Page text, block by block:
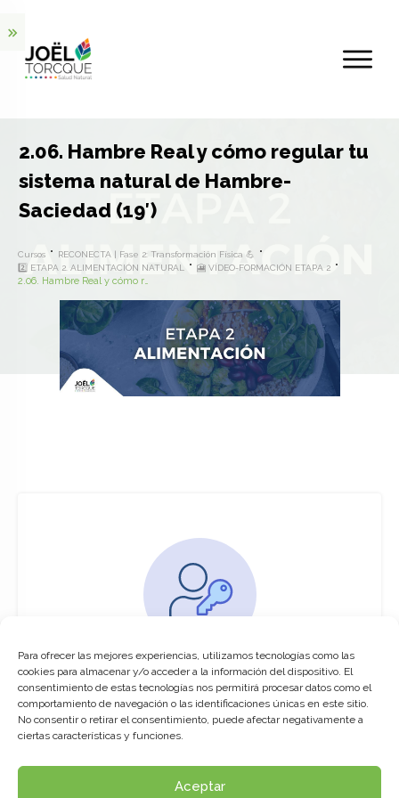
Para ofrecer las mejores experiencias, utilizamos tecnologías como las
cookies para almacenar y/o acceder a la información del dispositivo. El
consentimiento de estas tecnologías nos permitirá procesar datos como el
comportamiento de navegación o las identificaciones únicas en este sitio.
No consentir o retirar el consentimiento, puede afectar negativamente a
ciertas características y funciones.
Aceptar
2.06. Hambre Real y cómo regular tu
sistema natural de Hambre-
Saciedad (19′)
Cursos
RECONECTA | Fase 2: Transformación Física 💪
2️⃣ ETAPA 2. ALIMENTACIÓN NATURAL
🎦 VÍDEO-FORMACIÓN ETAPA 2
2.06. Hambre Real y cómo regular tu sistema natural de Hambre-Saciedad (19′)
You must be logged in to access this
course
This course is only available for registered
Click here to login